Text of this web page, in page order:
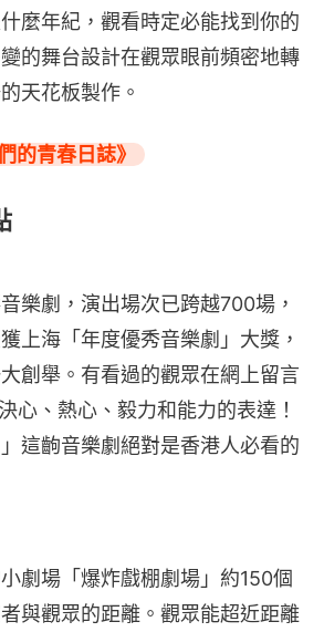
麼年紀，觀看時定必能找到你的
的舞台設計在觀眾眼前頻密地轉
天花板製作。
的青春日誌》
樂劇，演出場次已跨越700場，
上海「年度優秀音樂劇」大獎，
創舉。有看過的觀眾在網上留言
心、熱心、毅力和能力的表達！
這齣音樂劇絕對是香港人必看的
劇場「爆炸戲棚劇場」約150個
與觀眾的距離。觀眾能超近距離